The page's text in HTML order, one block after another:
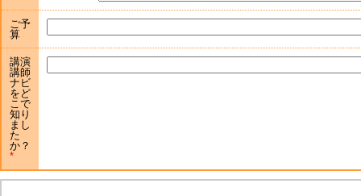
ご予
算
講演
講師
ナビ
をど
こで
知り
まし
た
か？